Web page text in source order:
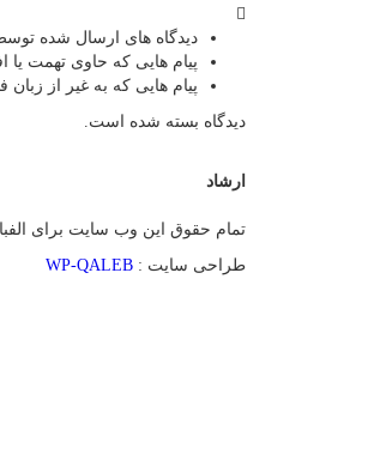
دیدگاه های ارسال شده
پیام هایی که حاوی تهمت یا
پیام هایی که به غیر از
دیدگاه بسته شده است.
ارشاد
تمام حقوق این وب سایت برای
طراحی سایت :